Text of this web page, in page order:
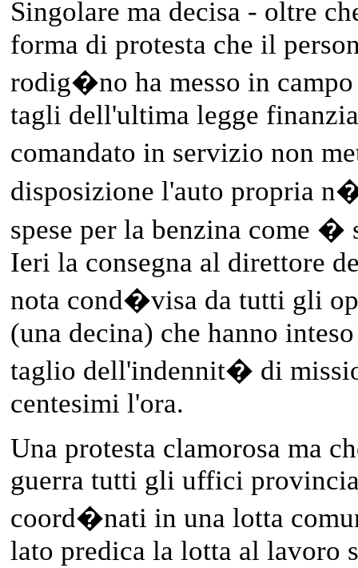
Singolare ma decisa - oltre
forma di protesta che il
rodig�no ha messo in campo
tagli dell'ultima legge
comandato in servizio non
disposizione l'auto propria
spese per la benzina come �
Ieri la consegna al direttore
nota cond�visa da tutti gli
(una decina) che hanno
taglio dell'indennit� di
centesimi l'ora.
Una protesta clamorosa ma
guerra tutti gli uffici
coord�nati in una lotta
lato predica la lotta al lavoro